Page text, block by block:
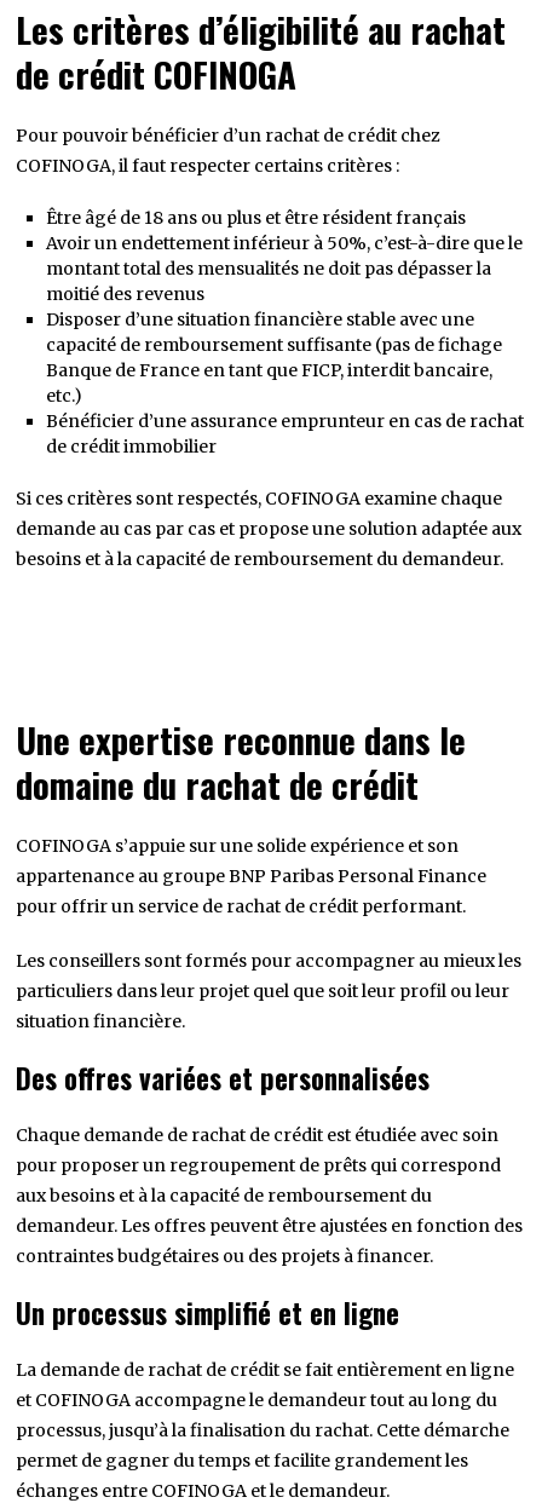
Les critères d’éligibilité au rachat
de crédit COFINOGA
Pour pouvoir bénéficier d’un rachat de crédit chez
COFINOGA, il faut respecter certains critères :
Être âgé de 18 ans ou plus et être résident français
Avoir un endettement inférieur à 50%, c’est-à-dire que le
montant total des mensualités ne doit pas dépasser la
moitié des revenus
Disposer d’une situation financière stable avec une
capacité de remboursement suffisante (pas de fichage
Banque de France en tant que FICP, interdit bancaire,
etc.)
Bénéficier d’une assurance emprunteur en cas de rachat
de crédit immobilier
Si ces critères sont respectés, COFINOGA examine chaque
demande au cas par cas et propose une solution adaptée aux
besoins et à la capacité de remboursement du demandeur.
Une expertise reconnue dans le
domaine du rachat de crédit
COFINOGA s’appuie sur une solide expérience et son
appartenance au groupe BNP Paribas Personal Finance
pour offrir un service de rachat de crédit performant.
Les conseillers sont formés pour accompagner au mieux les
particuliers dans leur projet quel que soit leur profil ou leur
situation financière.
Des offres variées et personnalisées
Chaque demande de rachat de crédit est étudiée avec soin
pour proposer un regroupement de prêts qui correspond
aux besoins et à la capacité de remboursement du
demandeur. Les offres peuvent être ajustées en fonction des
contraintes budgétaires ou des projets à financer.
Un processus simplifié et en ligne
La demande de rachat de crédit se fait entièrement en ligne
et COFINOGA accompagne le demandeur tout au long du
processus, jusqu’à la finalisation du rachat. Cette démarche
permet de gagner du temps et facilite grandement les
échanges entre COFINOGA et le demandeur.